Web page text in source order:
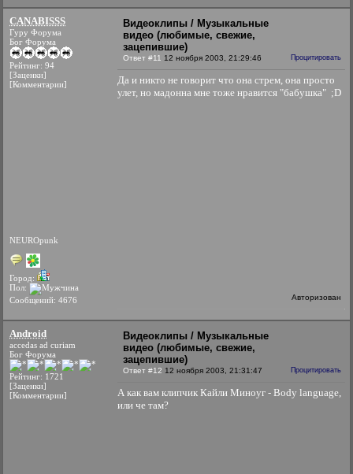
CANABISSS
Гуру Форума
Бог Форума
Рейтинг: 94
[Заценки]
[Комментарии]
NEUROpunk
Город:
Пол:
Сообщений: 4676
Видеоклипы / Музыкальные
видео (любимые, свежие,
зацепившие)
Ответ #11 12 ноября 2003, 21:29:46 Процитировать
Да и никто не говорит что она стрем, она просто
улет, но мадонна мне тоже нравится "бабушка" ;D
Авторизован
Android
accedas ad curiam
Бог Форума
Рейтинг: 1721
[Заценки]
[Комментарии]
Видеоклипы / Музыкальные
видео (любимые, свежие,
зацепившие)
Ответ #12 12 ноября 2003, 21:31:47 Процитировать
А как вам клипчик Кайли Миноуг - Body language,
или че там?